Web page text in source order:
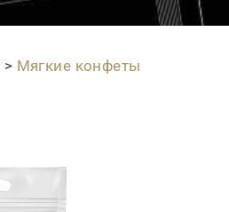
> Мягкие конфеты